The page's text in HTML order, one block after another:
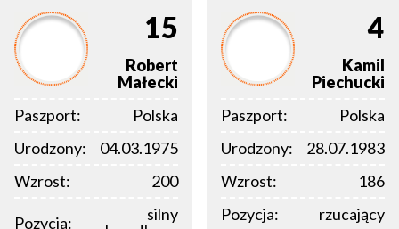
15
Robert
Małecki
Paszport:
Polska
Urodzony:
04.03.1975
Wzrost:
200
Pozycja:
silny
4
Kamil
Piechucki
Paszport:
Polska
Urodzony:
28.07.1983
Wzrost:
186
Pozycja:
rzucający